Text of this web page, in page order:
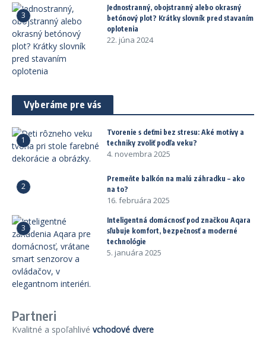
3
Jednostranný, obojstranný alebo okrasný
betónový plot? Krátky slovník pred stavaním
oplotenia
22. júna 2024
Vyberáme pre vás
1
Tvorenie s deťmi bez stresu: Aké motívy a
techniky zvoliť podľa veku?
4. novembra 2025
2
Premeňte balkón na malú záhradku – ako
na to?
16. februára 2025
3
Inteligentná domácnosť pod značkou Aqara
sľubuje komfort, bezpečnosť a moderné
technológie
5. januára 2025
Partneri
Kvalitné a spoľahlivé vchodové dvere